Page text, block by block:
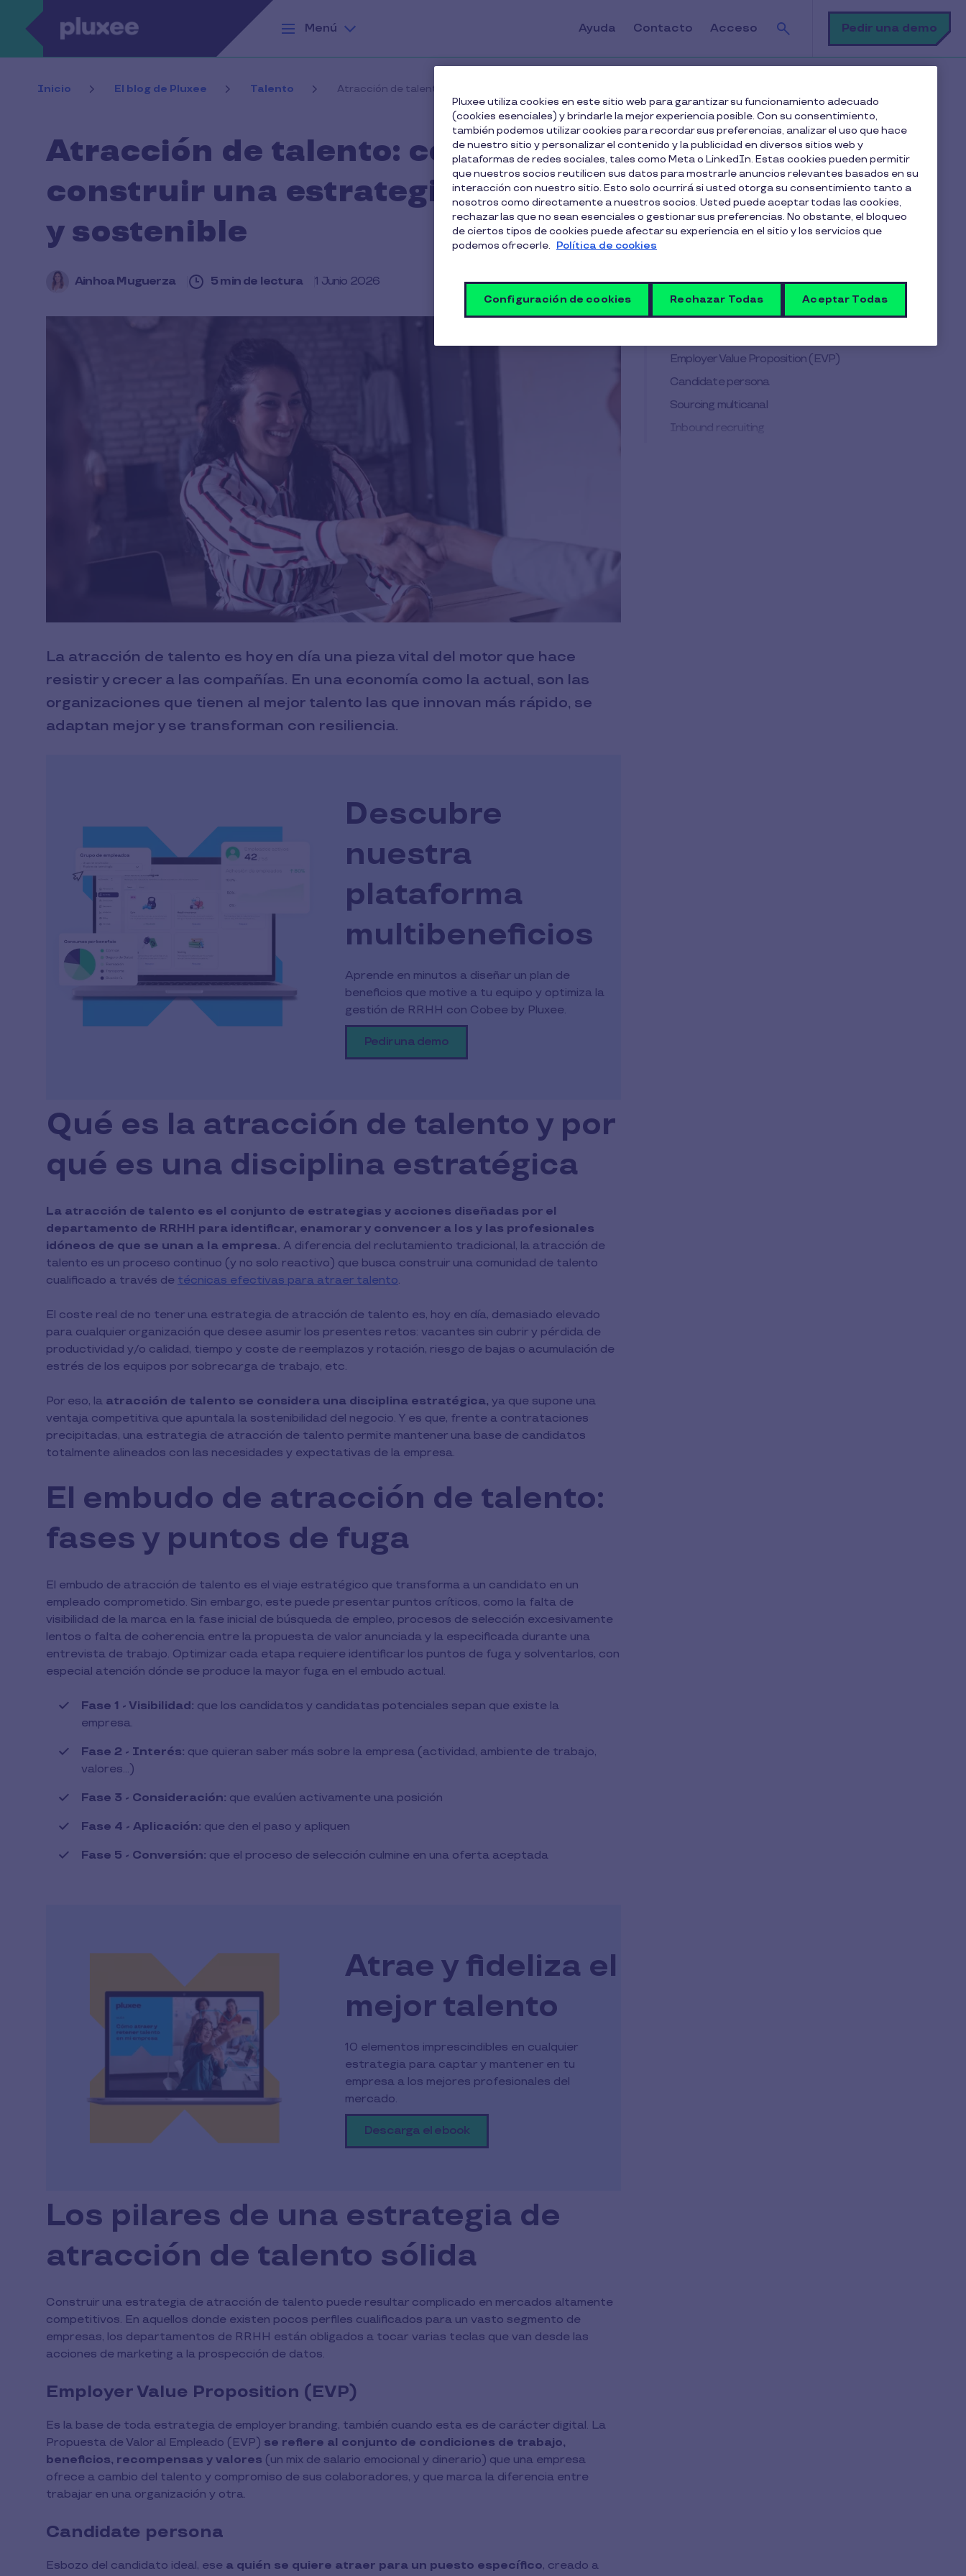
Pasar al contenido principal
Menú
Ayuda Contacto Acceso
Buscar
Pedir una demo
Inicio El blog de Pluxee Talento Atracción de talento: cómo construir una estrategia medible y sostenible
Atracción de talento: cómo
construir una estrategia medible
y sostenible
Ainhoa Muguerza 5 min de lectura 1 Junio 2026
La atracción de talento es hoy en día una pieza vital del motor que hace
resistir y crecer a las compañías. En una economía como la actual, son las
organizaciones que tienen al mejor talento las que innovan más rápido, se
adaptan mejor y se transforman con resiliencia.
Descubre
nuestra
plataforma
multibeneficios
Aprende en minutos a diseñar un plan de
beneficios que motive a tu equipo y optimiza la
gestión de RRHH con Cobee by Pluxee.
Pedir una demo
Qué es la atracción de talento y por
qué es una disciplina estratégica
La atracción de talento es el conjunto de estrategias y acciones diseñadas por el
departamento de RRHH para identificar, enamorar y convencer a los y las profesionales
idóneos de que se unan a la empresa. A diferencia del reclutamiento tradicional, la atracción de
talento es un proceso continuo (y no solo reactivo) que busca construir una comunidad de talento
cualificado a través de técnicas efectivas para atraer talento.
El coste real de no tener una estrategia de atracción de talento es, hoy en día, demasiado elevado
para cualquier organización que desee asumir los presentes retos: vacantes sin cubrir y pérdida de
productividad y/o calidad, tiempo y coste de reemplazos y rotación, riesgo de bajas o acumulación de
estrés de los equipos por sobrecarga de trabajo, etc.
Por eso, la atracción de talento se considera una disciplina estratégica, ya que supone una
ventaja competitiva que apuntala la sostenibilidad del negocio. Y es que, frente a contrataciones
precipitadas, una estrategia de atracción de talento permite mantener una base de candidatos
totalmente alineados con las necesidades y expectativas de la empresa.
El embudo de atracción de talento:
fases y puntos de fuga
El embudo de atracción de talento es el viaje estratégico que transforma a un candidato en un
empleado comprometido. Sin embargo, este puede presentar puntos críticos, como la falta de
visibilidad de la marca en la fase inicial de búsqueda de empleo, procesos de selección excesivamente
lentos o falta de coherencia entre la propuesta de valor anunciada y la especificada durante una
entrevista de trabajo. Optimizar cada etapa requiere identificar los puntos de fuga y solventarlos, con
especial atención dónde se produce la mayor fuga en el embudo actual.
Fase 1 - Visibilidad: que los candidatos y candidatas potenciales sepan que existe la
empresa.
Fase 2 - Interés: que quieran saber más sobre la empresa (actividad, ambiente de trabajo,
valores…)
Fase 3 - Consideración: que evalúen activamente una posición
Fase 4 - Aplicación: que den el paso y apliquen
Fase 5 - Conversión: que el proceso de selección culmine en una oferta aceptada
Atrae y fideliza el
mejor talento
10 elementos imprescindibles en cualquier
estrategia para captar y mantener en tu
empresa a los mejores profesionales del
mercado.
Descarga el ebook
Los pilares de una estrategia de
atracción de talento sólida
Construir una estrategia de atracción de talento puede resultar complicado en mercados altamente
competitivos. En aquellos donde existen pocos perfiles cualificados para un vasto segmento de
empresas, los departamentos de RRHH están obligados a tocar varias teclas que van desde las
acciones de marketing a la prospección de datos.
Employer Value Proposition (EVP)
Es la base de toda estrategia de employer branding, también cuando esta es de carácter digital. La
Propuesta de Valor al Empleado (EVP) se refiere al conjunto de condiciones de trabajo,
beneficios, recompensas y valores (un mix de salario emocional y dinerario) que una empresa
ofrece a cambio del talento y compromiso de sus colaboradores, y que marca la diferencia entre
trabajar en una organización y otra.
Candidate persona
Esbozo del candidato ideal, ese a quién se quiere atraer para un puesto específico, creado a
Tabla de contenido
Descubre nuestra plataforma
multibeneficios
Qué es la atracción de talento y por qué es una
disciplina estratégica
Atrae y fideliza el mejor talento
Los pilares de una estrategia de atracción de
Employer Value Proposition (EVP)
Candidate persona
Sourcing multicanal
Inbound recruiting
Pluxee utiliza cookies en este sitio web para garantizar su funcionamiento adecuado
(cookies esenciales) y brindarle la mejor experiencia posible. Con su consentimiento,
también podemos utilizar cookies para recordar sus preferencias, analizar el uso que hace
de nuestro sitio y personalizar el contenido y la publicidad en diversos sitios web y
plataformas de redes sociales, tales como Meta o LinkedIn. Estas cookies pueden permitir
que nuestros socios reutilicen sus datos para mostrarle anuncios relevantes basados en su
interacción con nuestro sitio. Esto solo ocurrirá si usted otorga su consentimiento tanto a
nosotros como directamente a nuestros socios. Usted puede aceptar todas las cookies,
rechazar las que no sean esenciales o gestionar sus preferencias. No obstante, el bloqueo
de ciertos tipos de cookies puede afectar su experiencia en el sitio y los servicios que
podemos ofrecerle. Política de cookies
Configuración de cookies Rechazar Todas Aceptar Todas